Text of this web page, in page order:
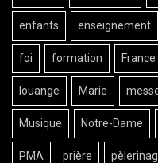
enfants enseignement
foi formation France
louange Marie
Musique Notre-Dame
PMA prière